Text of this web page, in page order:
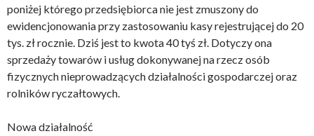
poniżej którego przedsiębiorca nie jest zmuszony do
ewidencjonowania przy zastosowaniu kasy rejestrującej do 20
tys. zł rocznie. Dziś jest to kwota 40 tyś zł. Dotyczy ona
sprzedaży towarów i usług dokonywanej na rzecz osób
fizycznych nieprowadzących działalności gospodarczej oraz
rolników ryczałtowych.
Nowa działalność